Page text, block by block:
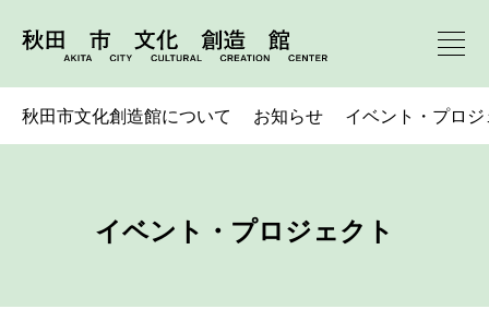
秋田市文化創造館について お知らせ イベント・プロ
イベント・プロジェクト